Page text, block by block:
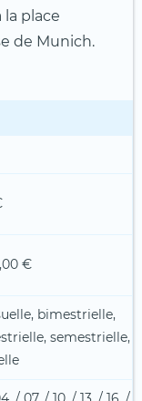
la place
de Munich.
€
bimestrielle,
semestrielle,